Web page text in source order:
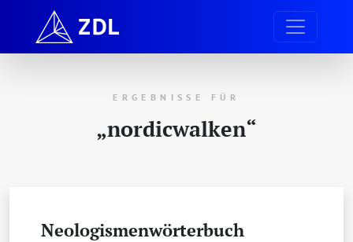
ERGEBNISSE FÜR
„nordicwalken“
Neologismenwörterbuch